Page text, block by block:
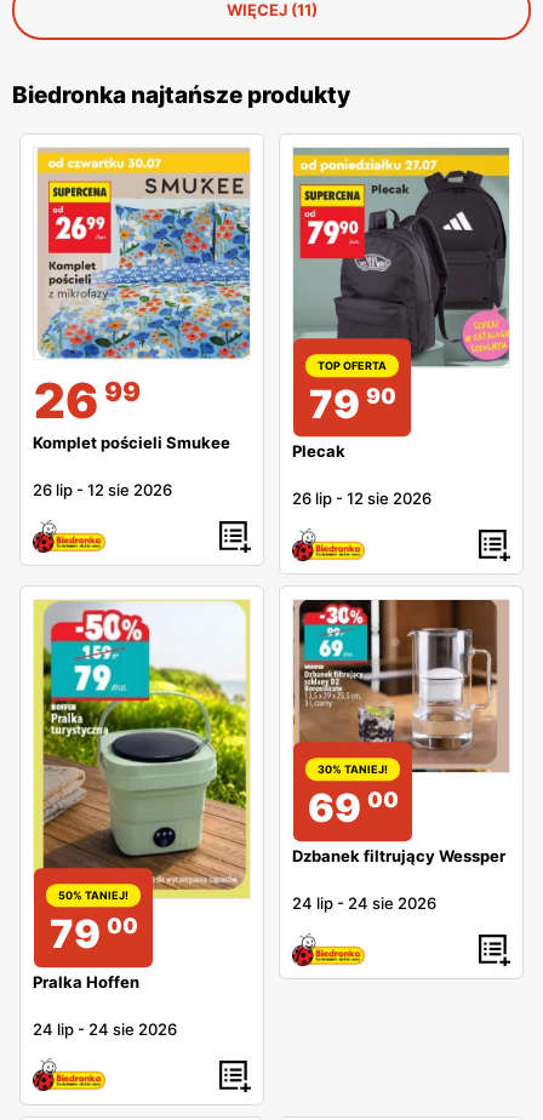
WIĘCEJ (11)
Biedronka najtańsze produkty
26 99
Komplet pościeli Smukee
26 lip -12 sie 2026
TOP OFERTA
79 90
Plecak
26 lip -12 sie 2026
50% TANIEJ!
79 00
Pralka Hoffen
24 lip - 24 sie 2026
30% TANIEJ!
69 00
Dzbanek filtrujący Wessper
24 lip - 24 sie 2026